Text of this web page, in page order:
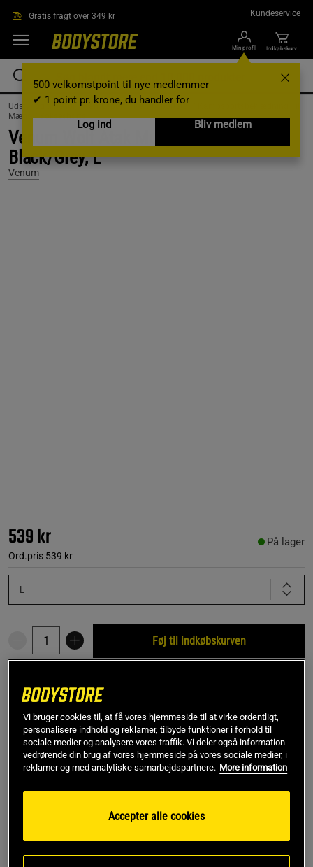
Gratis fragt over 349 kr Kundeservice
Min profil
500 velkomstpoint til nye medlemmer
✔ 1 point pr. krone, du handler for
Log ind
Bliv medlem
Indkøbskurv
Udstyr og tilbehør /Kampsport /Kampsportstøj /
Mænd /Bokseshorts
Venum Wolf Atak Muay Thai Shorts
Black/Grey, L
Venum
539 kr
Ord.pris 539 kr
På lager
L
Føj til indkøbskurven
Rabatkode!Få 150 kr i rabat med koden SPAR150
*Gælder ikke drikkevarer eller gavekort. Gælder til og med den 5/8
Gratis fragt over 349 kr Gratis retur 14 dages fortrydelsesret
Forbedr din præstation i ringen med Venum Wolf Atak Muay
Vi bruger cookies til, at få vores hjemmeside til at virke ordentligt,
personalisere indhold og reklamer, tilbyde funktioner i forhold til
sociale medier og analysere vores traffik. Vi deler også information
vedrørende din brug af vores hjemmeside på vores sociale medier, i
reklamer og med analytiske samarbejdspartnere. More information
Accepter alle cookies